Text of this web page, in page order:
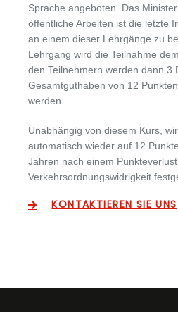
Sprache angeboten. Das
öffentliche Arbeiten ist die letzte
an einem dieser Lehrgänge zu
Lehrgang wird die Teilnahme
den Teilnehmern werden dann 3
Gesamtguthaben von 12
werden.
Unabhängig von diesem Kurs,
automatisch wieder auf 12
Jahren nach einem
Verkehrsordnungswidrigkeit
KONTAKTIEREN SIE UNS